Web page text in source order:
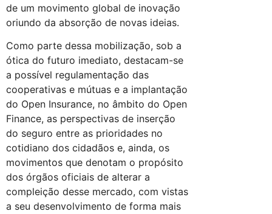
de um movimento global de inovação
oriundo da absorção de novas ideias.
Como parte dessa mobilização, sob a
ótica do futuro imediato, destacam-se
a possível regulamentação das
cooperativas e mútuas e a implantação
do Open Insurance, no âmbito do Open
Finance, as perspectivas de inserção
do seguro entre as prioridades no
cotidiano dos cidadãos e, ainda, os
movimentos que denotam o propósito
dos órgãos oficiais de alterar a
compleição desse mercado, com vistas
a seu desenvolvimento de forma mais